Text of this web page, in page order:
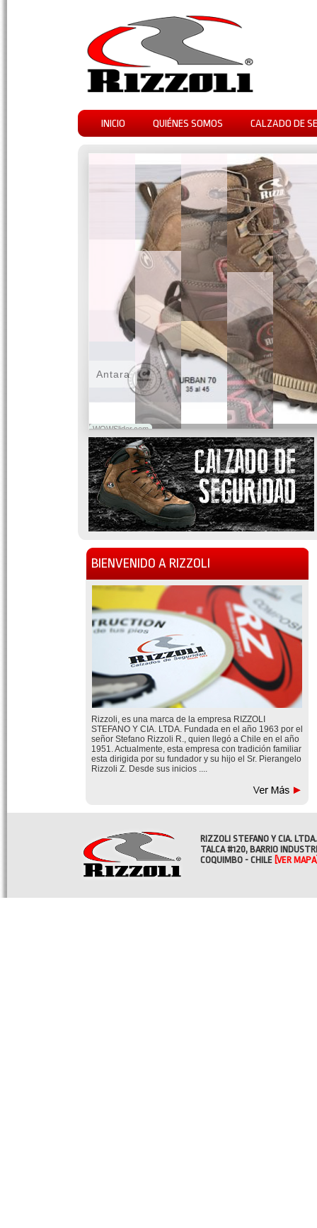
INICIO QUIÉNES SOMOS CALZADO DE
WOWSlider.com
Antara
BIENVENIDO A RIZZOLI
Rizzoli, es una marca de la empresa RIZZOLI
STEFANO Y CIA. LTDA. Fundada en el año 1963 por el
señor Stefano Rizzoli R., quien llegó a Chile en el año
1951. Actualmente, esta empresa con tradición familiar
esta dirigida por su fundador y su hijo el Sr. Pierangelo
Rizzoli Z. Desde sus inicios ....
RIZZOLI STEFANO Y CIA. LTDA.
TALCA #120, BARRIO
COQUIMBO - CHILE [VER